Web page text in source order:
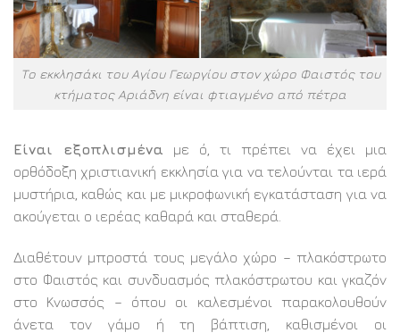
Το εκκλησάκι του Αγίου Γεωργίου στον χώρο Φαιστός του
κτήματος Αριάδνη είναι φτιαγμένο από πέτρα
Είναι εξοπλισμένα με ό, τι πρέπει να έχει μια
ορθόδοξη χριστιανική εκκλησία για να τελούνται τα ιερά
μυστήρια, καθώς και με μικροφωνική εγκατάσταση για να
ακούγεται ο ιερέας καθαρά και σταθερά.
Διαθέτουν μπροστά τους μεγάλο χώρο – πλακόστρωτο
στο Φαιστός και συνδυασμός πλακόστρωτου και γκαζόν
στο Κνωσσός – όπου οι καλεσμένοι παρακολουθούν
άνετα τον γάμο ή τη βάπτιση, καθισμένοι οι